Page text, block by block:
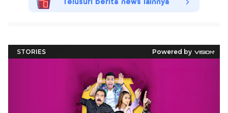
Telusuri berita news lainnya